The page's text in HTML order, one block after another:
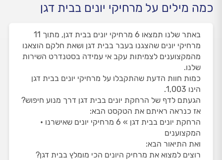
כמה מילים על מרחיקי יונים בבית דגן
באתר שלנו תמצאו 6 מרחיקי יונים בבית דגן, מתוך 11
מרחיקי יונים שהצגנו בעבר בבית דגן ושאת חלקם הוצאנו
מהמקצוענים לצמיתות עקב אי עמידה בסטנדרט השירות
שלנו.
כמות חוות הדעת שהתקבלו על מרחיקי יונים בבית דגן
הינו 1,003.
הגעתם לדף של הרחקת יונים בבית דגן דרך מנוע חיפוש?
אז כנראה ראיתם את הטקסט הבא:
הרחקת יונים בבית דגן » 6 מרחיקי יונים שאישרנו •
המקצוענים
ואת התיאור הבא:
רוצים למצוא את מרחיק היונים הכי מומלץ בבית דגן?